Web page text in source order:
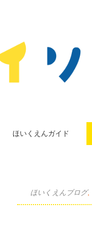
ほいくえんガイド
ほいくえんブログ,